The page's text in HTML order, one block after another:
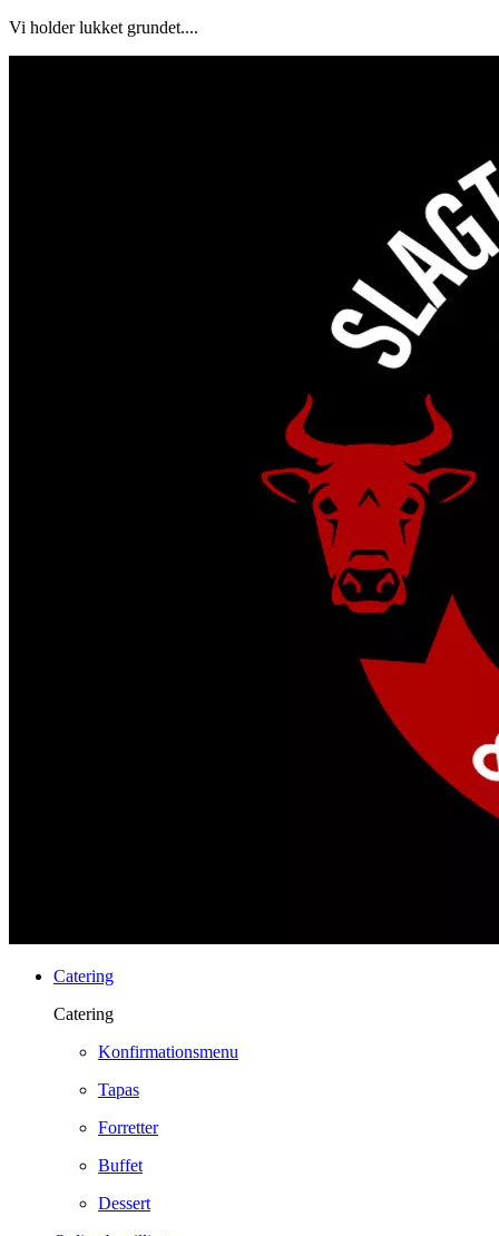
Vi holder lukket grundet....
Catering
Catering
Konfirmationsmenu
Tapas
Forretter
Buffet
Dessert